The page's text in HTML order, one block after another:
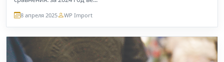
8 апреля 2025 WP Import